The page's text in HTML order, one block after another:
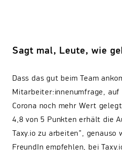
Sagt mal, Leute, wie
Dass das gut beim Team
Mitarbeiter:innenumfrage, auf
Corona noch mehr Wert
4,8 von 5 Punkten erhält die
Taxy.io zu arbeiten”, genauso
FreundIn empfehlen, bei